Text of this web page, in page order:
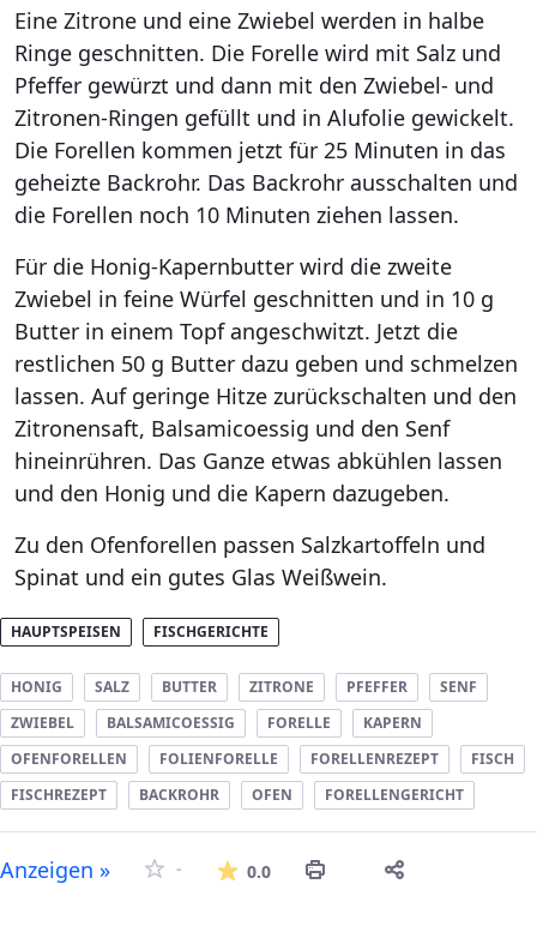
Eine Zitrone und eine Zwiebel werden in halbe
Ringe geschnitten. Die Forelle wird mit Salz und
Pfeffer gewürzt und dann mit den Zwiebel- und
Zitronen-Ringen gefüllt und in Alufolie gewickelt.
Die Forellen kommen jetzt für 25 Minuten in das
geheizte Backrohr. Das Backrohr ausschalten und
die Forellen noch 10 Minuten ziehen lassen.
Für die Honig-Kapernbutter wird die zweite
Zwiebel in feine Würfel geschnitten und in 10 g
Butter in einem Topf angeschwitzt. Jetzt die
restlichen 50 g Butter dazu geben und schmelzen
lassen. Auf geringe Hitze zurückschalten und den
Zitronensaft, Balsamicoessig und den Senf
hineinrühren. Das Ganze etwas abkühlen lassen
und den Honig und die Kapern dazugeben.
Zu den Ofenforellen passen Salzkartoffeln und
Spinat und ein gutes Glas Weißwein.
HAUPTSPEISEN FISCHGERICHTE
HONIG SALZ BUTTER ZITRONE PFEFFER
SENF
ZWIEBEL
BALSAMICOESSIG FORELLE
KAPERN
OFENFORELLEN
FOLIENFORELLE FORELLENREZEPT
FISCH
FISCHREZEPT
BACKROHR OFEN FORELLENGERICHT
Anzeigen » - 0.0Die durchschnittliche